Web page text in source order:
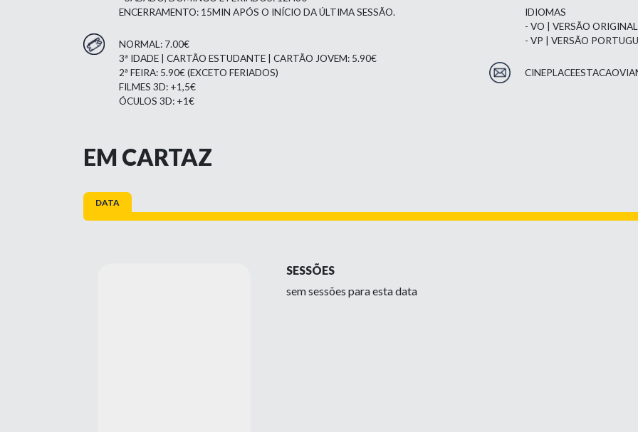
ENCERRAMENTO: 15MIN APÓS O INÍCIO DA ÚLTIMA SESSÃO.
NORMAL: 7.00€
3ª IDADE | CARTÃO ESTUDANTE | CARTÃO JOVEM: 5.90€
2ª FEIRA: 5.90€ (EXCETO FERIADOS)
FILMES 3D: +1,5€
ÓCULOS 3D: +1€
IDIOMAS
- VO | VERSÃO
- VP | VERSÃO
EM CARTAZ
DATA
SESSÕES
sem sessões para esta data